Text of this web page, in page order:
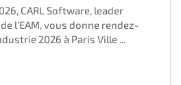
CARL Software, leader
l’EAM, vous donne rendez-
2026 à Paris Ville ...